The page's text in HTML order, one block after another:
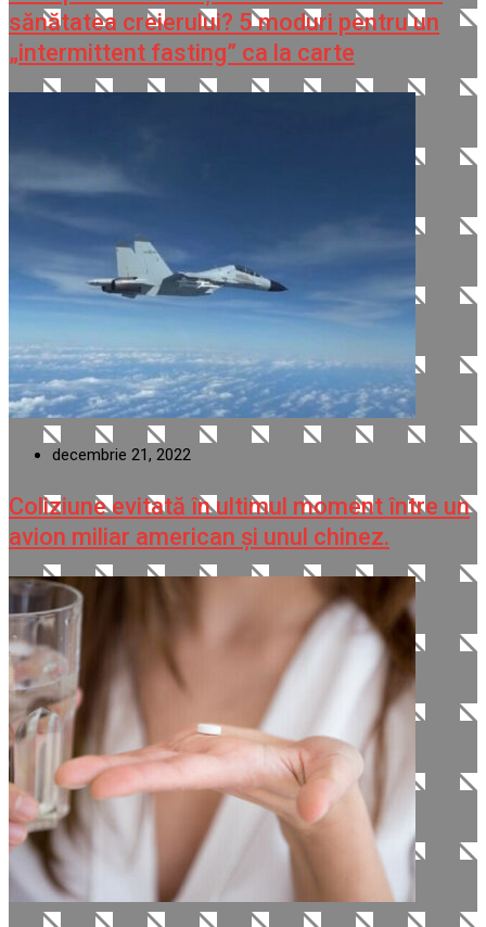
sănătatea creierului? 5 moduri pentru un
„intermittent fasting” ca la carte
decembrie 21, 2022
Coliziune evitată în ultimul moment între un
avion miliar american şi unul chinez.